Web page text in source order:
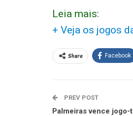
Leia mais:
+ Veja os jogos
Share Facebook
PREV POST
Palmeiras vence